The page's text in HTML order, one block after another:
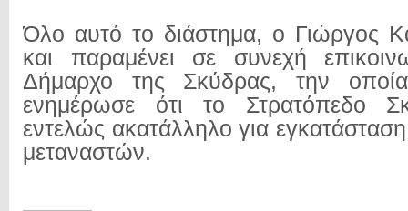
Όλο αυτό το διάστημα, ο Γιώργος
και παραμένει σε συνεχή
Δήμαρχο της Σκύδρας, την
ενημέρωσε ότι το Στρατόπεδο
εντελώς ακατάλληλο για
μεταναστών.